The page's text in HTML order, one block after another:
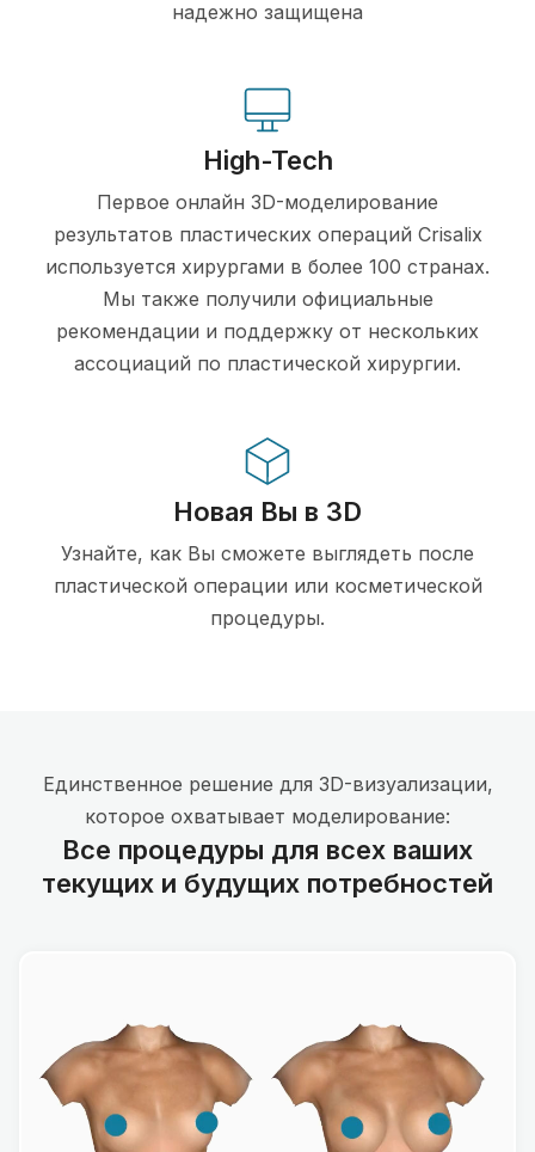
надежно защищена
High-Tech
Первое онлайн 3D-моделирование
результатов пластических операций Crisalix
используется хирургами в более 100 странах.
Мы также получили официальные
рекомендации и поддержку от нескольких
ассоциаций по пластической хирургии.
Новая Вы в 3D
Узнайте, как Вы сможете выглядеть после
пластической операции или косметической
процедуры.
Единственное решение для 3D-визуализации,
которое охватывает моделирование:
Все процедуры для всех ваших
текущих и будущих потребностей